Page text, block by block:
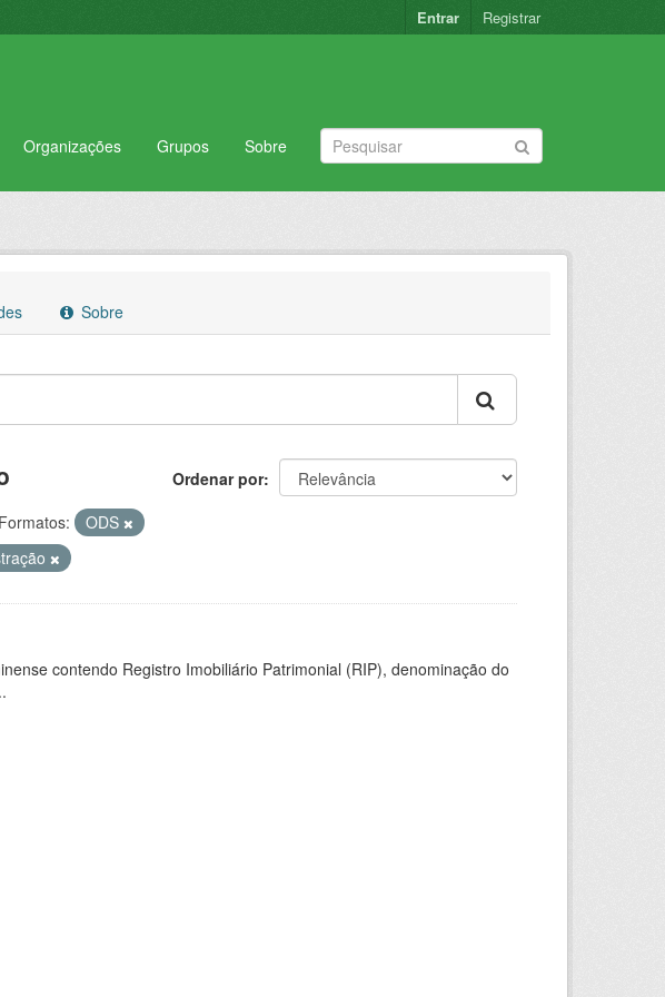
Entrar Registrar
Organizações Grupos Sobre
Sobre
Ordenar por
Formatos:
ODS
contendo Registro Imobiliário Patrimonial (RIP), denominação do